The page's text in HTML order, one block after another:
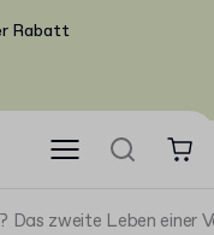
Rabatt
Das zweite Leben einer